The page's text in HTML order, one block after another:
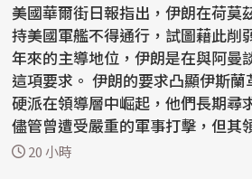
美國華爾街日報指出，伊朗在荷莫
持美國軍艦不得通行，試圖藉此削
年來的主導地位，伊朗是在與阿曼
這項要求。 伊朗的要求凸顯伊斯蘭革命衛隊（IRGC）強
硬派在領導層中崛起，他們長期尋
儘管曾遭受嚴重的軍事打擊，但其
搖...20 小時